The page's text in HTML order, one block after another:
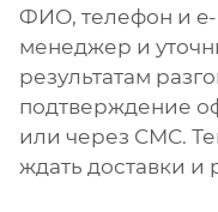
ФИО, телефон и
менеджер и
результатам
подтверждение
или через СМС.
ждать доставки и